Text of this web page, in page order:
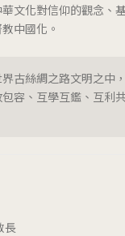
文化對信仰的觀念、
中國化。
古絲綢之路文明之中
容、互學互鑑、互利
長